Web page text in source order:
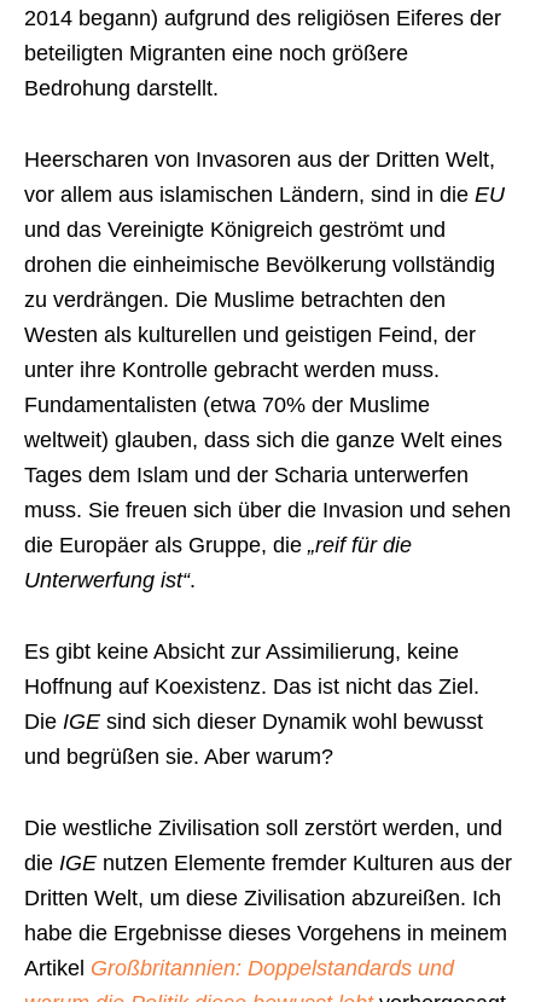
2014 begann) aufgrund des religiösen Eiferes der
beteiligten Migranten eine noch größere
Bedrohung darstellt.
Heerscharen von Invasoren aus der Dritten Welt,
vor allem aus islamischen Ländern, sind in die EU
und das Vereinigte Königreich geströmt und
drohen die einheimische Bevölkerung vollständig
zu verdrängen. Die Muslime betrachten den
Westen als kulturellen und geistigen Feind, der
unter ihre Kontrolle gebracht werden muss.
Fundamentalisten (etwa 70% der Muslime
weltweit) glauben, dass sich die ganze Welt eines
Tages dem Islam und der Scharia unterwerfen
muss. Sie freuen sich über die Invasion und sehen
die Europäer als Gruppe, die „reif für die
Unterwerfung ist“.
Es gibt keine Absicht zur Assimilierung, keine
Hoffnung auf Koexistenz. Das ist nicht das Ziel.
Die IGE sind sich dieser Dynamik wohl bewusst
und begrüßen sie. Aber warum?
Die westliche Zivilisation soll zerstört werden, und
die IGE nutzen Elemente fremder Kulturen aus der
Dritten Welt, um diese Zivilisation abzureißen. Ich
habe die Ergebnisse dieses Vorgehens in meinem
Artikel Großbritannien: Doppelstandards und